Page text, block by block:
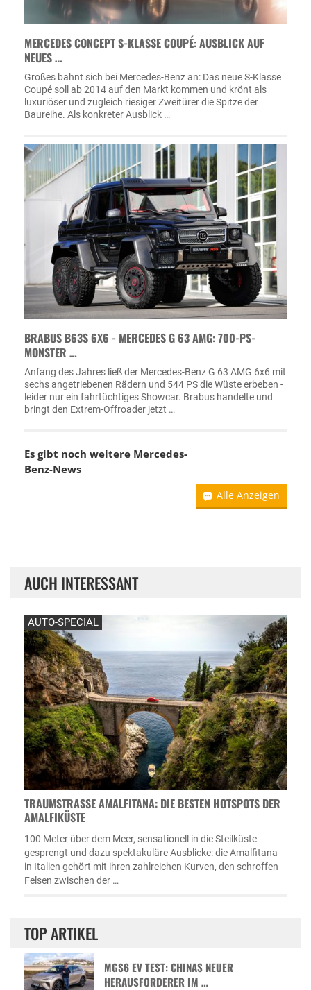
MERCEDES CONCEPT S-KLASSE COUPÉ: AUSBLICK AUF
NEUES …
Großes bahnt sich bei Mercedes-Benz an: Das neue S-Klasse
Coupé soll ab 2014 auf den Markt kommen und krönt als
luxuriöser und zugleich riesiger Zweitürer die Spitze der
Baureihe. Als konkreter Ausblick …
BRABUS B63S 6X6 - MERCEDES G 63 AMG: 700-PS-
MONSTER …
Anfang des Jahres ließ der Mercedes-Benz G 63 AMG 6x6 mit
sechs angetriebenen Rädern und 544 PS die Wüste erbeben -
leider nur ein fahrtüchtiges Showcar. Brabus handelte und
bringt den Extrem-Offroader jetzt …
Es gibt noch weitere Mercedes-
Benz-News
Alle Anzeigen
AUCH INTERESSANT
AUTO-SPECIAL
TRAUMSTRASSE AMALFITANA: DIE BESTEN HOTSPOTS DER A
MALFIKÜSTE
100 Meter über dem Meer, sensationell in die Steilküste
gesprengt und dazu spektakuläre Ausblicke: die Amalfitana
in Italien gehört mit ihren zahlreichen Kurven, den schroffen
Felsen zwischen der …
TOP ARTIKEL
MGS6 EV TEST: CHINAS NEUER
HERAUSFORDERER IM …